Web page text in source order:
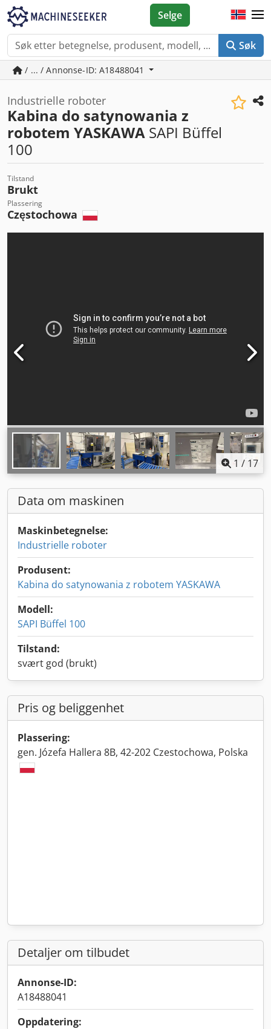
Søk
Selge
/ ... / Annonse-ID: A18488041
Industrielle roboter
Kabina do satynowania z
robotem YASKAWA SAPI Büffel
100
Tilstand
Brukt
Plassering
Częstochowa
1 / 17
Data om maskinen
Maskinbetegnelse:
Industrielle roboter
Produsent:
Kabina do satynowania z robotem YASKAWA
Modell:
SAPI Büffel 100
Tilstand:
svært god (brukt)
Pris og beliggenhet
Plassering:
gen. Józefa Hallera 8B, 42-202 Czestochowa, Polska
Detaljer om tilbudet
Annonse-ID:
A18488041
Oppdatering: